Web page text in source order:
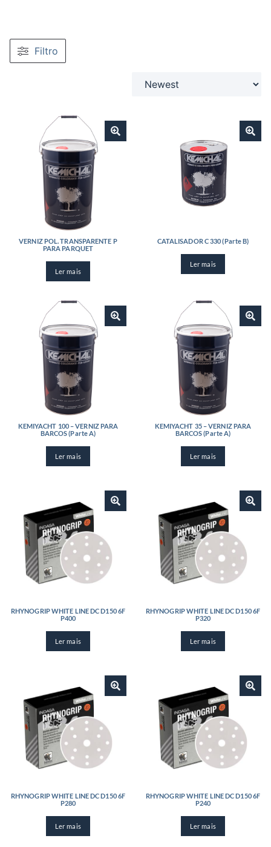
Filtro
VERNIZ POL. TRANSPARENTE P
PARA PARQUET
Ler mais
CATALISADOR C 330 (Parte B)
Ler mais
KEMIYACHT 100 – VERNIZ PARA
BARCOS (Parte A)
Ler mais
KEMIYACHT 35 – VERNIZ PARA
BARCOS (Parte A)
Ler mais
RHYNOGRIP WHITE LINE DC D150 6F
P400
Ler mais
RHYNOGRIP WHITE LINE DC D150 6F
P320
Ler mais
RHYNOGRIP WHITE LINE DC D150 6F
P280
Ler mais
RHYNOGRIP WHITE LINE DC D150 6F
P240
Ler mais